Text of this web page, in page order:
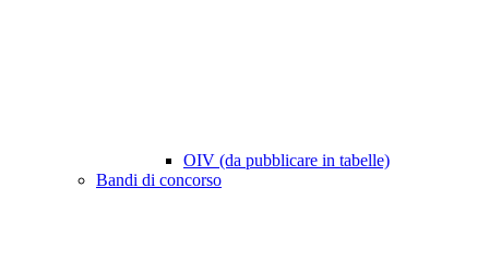
OIV (da pubblicare in tabelle)
Bandi di concorso